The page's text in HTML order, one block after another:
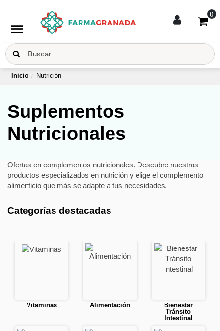
menu
0
Inicio Nutrición
Suplementos
Nutricionales
Ofertas en complementos nutricionales. Descubre nuestros
productos especializados en nutrición y elige el complemento
alimenticio que más se adapte a tus necesidades.
Categorías destacadas
Vitaminas Alimentación
Bienestar
Tránsito
Intestinal